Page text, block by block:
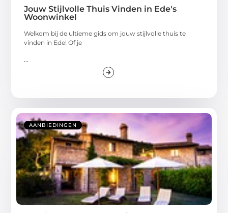
Jouw Stijlvolle Thuis Vinden in Ede's
Woonwinkel
Welkom bij de ultieme gids om jouw stijlvolle thuis te
vinden in Ede! Of je
AANBIEDINGEN